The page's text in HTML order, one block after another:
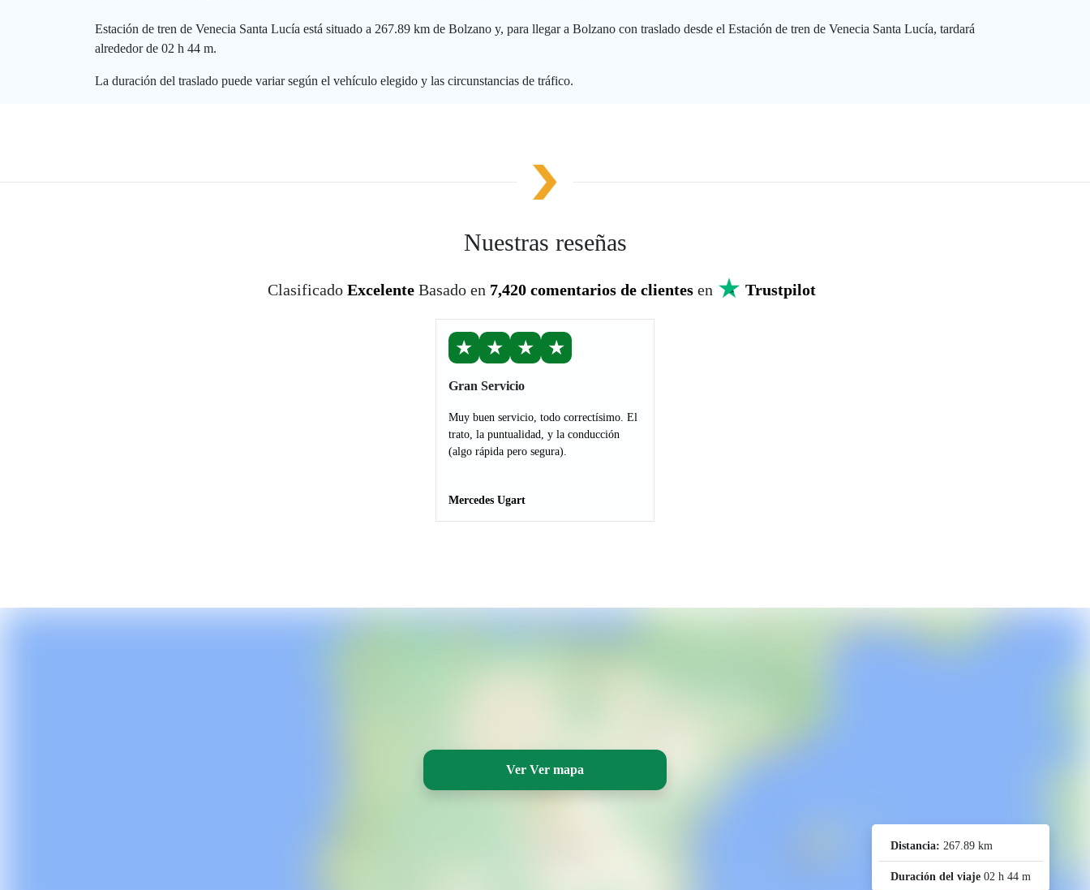
Estación de tren de Venecia Santa Lucía está situado a 267.89 km de Bolzano y, para llegar a Bolzano con traslado desde el Estación de tren de Venecia Santa Lucía, tardará
alrededor de 02 h 44 m.
La duración del traslado puede variar según el vehículo elegido y las circunstancias de tráfico.
Nuestras reseñas
Clasificado Excelente Basado en 7,420 comentarios de clientes en Trustpilot
★ ★ ★ ★
Gran Servicio
Muy buen servicio, todo correctísimo. El
trato, la puntualidad, y la conducción
(algo rápida pero segura).
Mercedes Ugart
Ver Ver mapa
Distancia: 267.89 km
Duración del viaje 02 h 44 m